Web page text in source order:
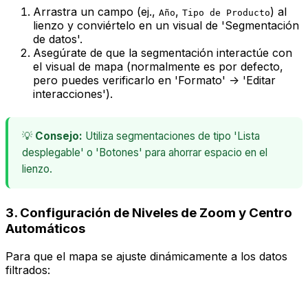
Arrastra un campo (ej., Año, Tipo de Producto) al
lienzo y conviértelo en un visual de 'Segmentación
de datos'.
Asegúrate de que la segmentación interactúe con
el visual de mapa (normalmente es por defecto,
pero puedes verificarlo en 'Formato' -> 'Editar
interacciones').
💡 Consejo: Utiliza segmentaciones de tipo 'Lista
desplegable' o 'Botones' para ahorrar espacio en el
lienzo.
3. Configuración de Niveles de Zoom y Centro
Automáticos
Para que el mapa se ajuste dinámicamente a los datos
filtrados: